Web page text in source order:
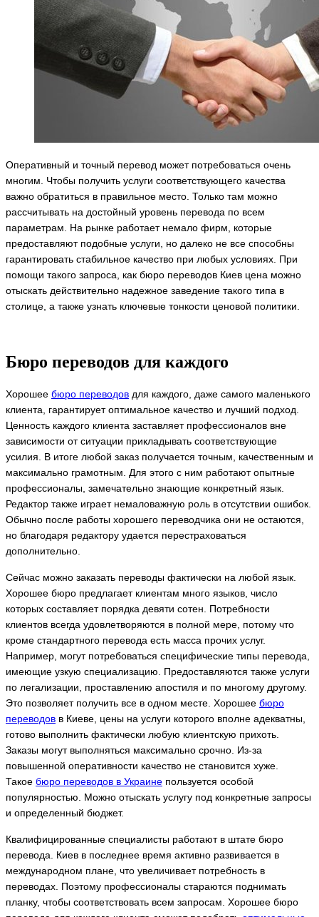
Оперативный и точный перевод может потребоваться очень
многим. Чтобы получить услуги соответствующего качества
важно обратиться в правильное место. Только там можно
рассчитывать на достойный уровень перевода по всем
параметрам. На рынке работает немало фирм, которые
предоставляют подобные услуги, но далеко не все способны
гарантировать стабильное качество при любых условиях. При
помощи такого запроса, как бюро переводов Киев цена можно
отыскать действительно надежное заведение такого типа в
столице, а также узнать ключевые тонкости ценовой политики.
Бюро переводов для каждого
Хорошее бюро переводов для каждого, даже самого маленького
клиента, гарантирует оптимальное качество и лучший подход.
Ценность каждого клиента заставляет профессионалов вне
зависимости от ситуации прикладывать соответствующие
усилия. В итоге любой заказ получается точным, качественным и
максимально грамотным. Для этого с ним работают опытные
профессионалы, замечательно знающие конкретный язык.
Редактор также играет немаловажную роль в отсутствии ошибок.
Обычно после работы хорошего переводчика они не остаются,
но благодаря редактору удается перестраховаться
дополнительно.
Сейчас можно заказать переводы фактически на любой язык.
Хорошее бюро предлагает клиентам много языков, число
которых составляет порядка девяти сотен. Потребности
клиентов всегда удовлетворяются в полной мере, потому что
кроме стандартного перевода есть масса прочих услуг.
Например, могут потребоваться специфические типы перевода,
имеющие узкую специализацию. Предоставляются также услуги
по легализации, проставлению апостиля и по многому другому.
Это позволяет получить все в одном месте. Хорошее бюро
переводов в Киеве, цены на услуги которого вполне адекватны,
готово выполнить фактически любую клиентскую прихоть.
Заказы могут выполняться максимально срочно. Из-за
повышенной оперативности качество не становится хуже.
Такое бюро переводов в Украине пользуется особой
популярностью. Можно отыскать услугу под конкретные запросы
и определенный бюджет.
Квалифицированные специалисты работают в штате бюро
перевода. Киев в последнее время активно развивается в
международном плане, что увеличивает потребность в
переводах. Поэтому профессионалы стараются поднимать
планку, чтобы соответствовать всем запросам. Хорошее бюро